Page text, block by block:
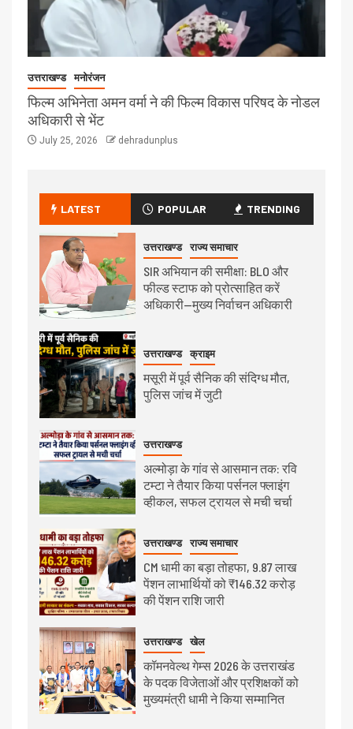
उत्तराखण्ड मनोरंजन
फिल्म अभिनेता अमन वर्मा ने की फिल्म विकास परिषद के नोडल
अधिकारी से भेंट
July 25, 2026 dehradunplus
LATEST POPULAR TRENDING
उत्तराखण्ड राज्य समाचार
SIR अभियान की समीक्षा: BLO और
फील्ड स्टाफ को प्रोत्साहित करें
अधिकारी—मुख्य निर्वाचन अधिकारी
उत्तराखण्ड क्राइम
मसूरी में पूर्व सैनिक की संदिग्ध मौत,
पुलिस जांच में जुटी
उत्तराखण्ड
अल्मोड़ा के गांव से आसमान तक: रवि
टम्टा ने तैयार किया पर्सनल फ्लाइंग
व्हीकल, सफल ट्रायल से मची चर्चा
उत्तराखण्ड राज्य समाचार
CM धामी का बड़ा तोहफा, 9.87 लाख
पेंशन लाभार्थियों को ₹146.32 करोड़
की पेंशन राशि जारी
उत्तराखण्ड खेल
कॉमनवेल्थ गेम्स 2026 के उत्तराखंड
के पदक विजेताओं और प्रशिक्षकों को
मुख्यमंत्री धामी ने किया सम्मानित